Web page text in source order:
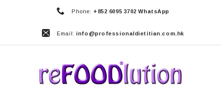
Phone: +852 6095 3702 WhatsApp
Email: info@professionaldietitian.com.hk